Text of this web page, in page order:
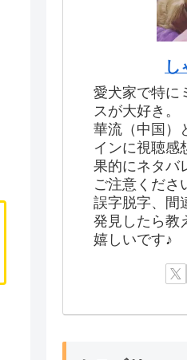
し
愛犬家で特に
スが大好き。
華流（中国）
インに視聴感
果的にネタバ
ご注意くださ
誤字脱字、間
発見したら教
嬉しいです♪